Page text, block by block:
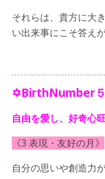
それらは、貴方に大
い出来事にこそ答え
✡BirthNumber
自由を愛し、好奇心
《3 表現・友好の月》
自分の思いや創造力